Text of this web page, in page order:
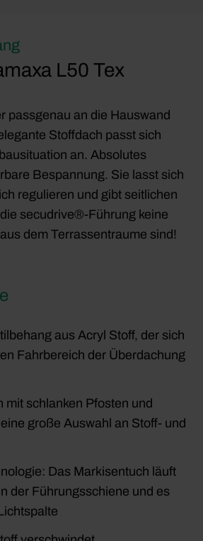
L50 Tex
passgenau an die Hauswand
Stoffdach passt sich
an. Absolutes
Bespannung. Sie lasst sich
regulieren und gibt seitlichen
secudrive®-Führung keine
dem Terrassentraume sind!
aus Acryl Stoff, der sich
Fahrbereich der Überdachung
mit schlanken Pfosten und
große Auswahl an Stoff- und
Das Markisentuch läuft
der Führungsschiene und es